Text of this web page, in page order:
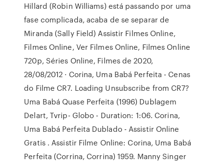
Hillard (Robin Williams) está passando por uma
fase complicada, acaba de se separar de
Miranda (Sally Field) Assistir Filmes Online,
Filmes Online, Ver Filmes Online, Filmes Online
720p, Séries Online, Filmes de 2020,
28/08/2012 · Corina, Uma Babá Perfeita - Cenas
do Filme CR7. Loading Unsubscribe from CR7?
Uma Babá Quase Perfeita (1996) Dublagem
Delart, Tvrip- Globo - Duration: 1:06. Corina,
Uma Babá Perfeita Dublado - Assistir Online
Gratis . Assistir Filme Online: Corina, Uma Babá
Perfeita (Corrina, Corrina) 1959. Manny Singer